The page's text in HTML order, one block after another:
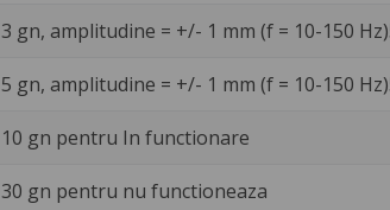
3 gn, amplitudine = +/- 1 mm (f = 10-150
5 gn, amplitudine = +/- 1 mm (f = 10-150
10 gn pentru In functionare
30 gn pentru nu functioneaza